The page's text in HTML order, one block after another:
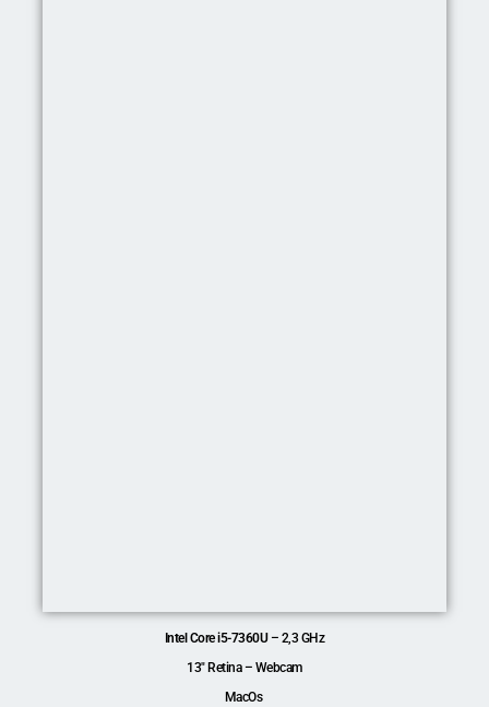
Intel Core i5-7360U– 2,3 GHz
13″ Retina – Webcam
MacOs